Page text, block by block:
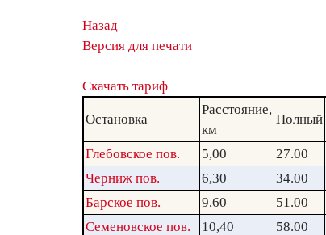
Назад
Версия для печати
Скачать тариф
Остановка
Расстояние,
км
Полный
Глебовское пов.
5,00 27.00
Черниж пов.
6,30 34.00
Барское пов.
9,60 51.00
Семеновское пов.
10,40 58.00